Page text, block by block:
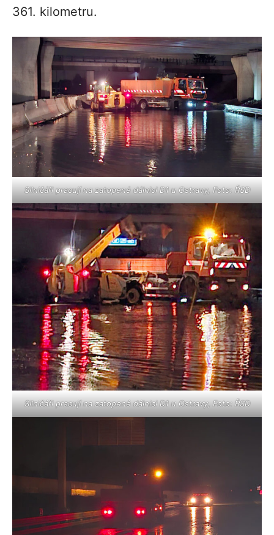
361. kilometru.
Silničáři pracují na zatopené dálnici D1 u Ostravy, Foto: ŘSD
Silničáři pracují na zatopené dálnici D1 u Ostravy, Foto: ŘSD